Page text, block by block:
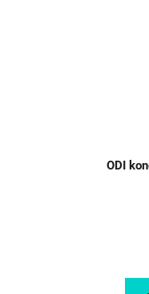
ODI